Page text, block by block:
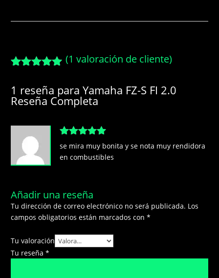
con
5.00
5 en base
avaloración
cliente
(1 valoración de cliente)
1 reseña paraYamaha FZ-S FI 2.0
Reseña Completa
Valorado
de 5
se mira muy bonita y se nota muy rendidora
en combustibles
Añadir una reseña
Tu dirección de correo electrónico no será publicada. Los
campos obligatorios están marcados con*
Tu valoración
Tu reseña*